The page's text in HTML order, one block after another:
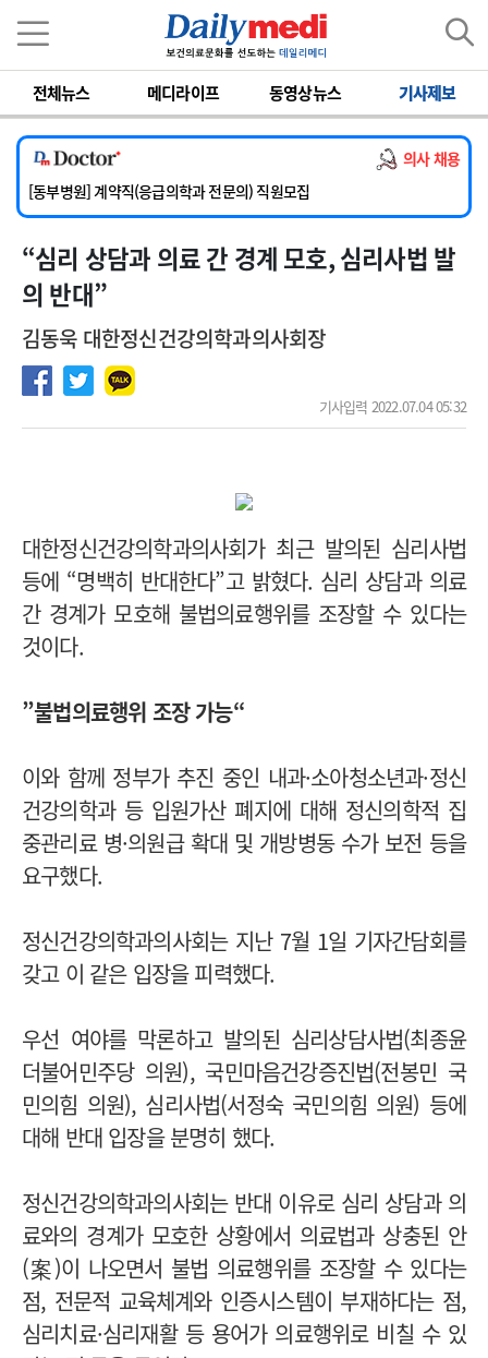
전체뉴스 메디라이프 동영상뉴스 기사제보
의사 채용
[서울아산병원] 2026년 하반기 인턴 모집
[영남대학교의료원] 마취통증의학과 임기제 임상의사 채용
[충남대학교병원] 소아청소년과(소아응급전담) 계약직 의사 공개채용
[동부병원] 계약직(응급의학과 전문의) 직원모집
[이대목동병원] 하반기 전공의(레지던트1년차) 모집
[서울아산병원] 2026년 하반기 인턴 모집
[영남대학교의료원] 마취통증의학과 임기제 임상의사 채용
“심리 상담과 의료 간 경계 모호, 심리사법 발
의 반대”
김동욱 대한정신건강의학과의사회장
기사입력 2022.07.04 05:32
대한정신건강의학과의사회가 최근 발의된 심리사법
등에 “명백히 반대한다”고 밝혔다. 심리 상담과 의료
간 경계가 모호해 불법의료행위를 조장할 수 있다는
것이다.
”불법의료행위 조장 가능“
이와 함께 정부가 추진 중인 내과·소아청소년과·정신
건강의학과 등 입원가산 폐지에 대해 정신의학적 집
중관리료 병·의원급 확대 및 개방병동 수가 보전 등을
요구했다.
정신건강의학과의사회는 지난 7월 1일 기자간담회를
갖고 이 같은 입장을 피력했다.
우선 여야를 막론하고 발의된 심리상담사법(최종윤
더불어민주당 의원), 국민마음건강증진법(전봉민 국
민의힘 의원), 심리사법(서정숙 국민의힘 의원) 등에
대해 반대 입장을 분명히 했다.
정신건강의학과의사회는 반대 이유로 심리 상담과 의
료와의 경계가 모호한 상황에서 의료법과 상충된 안
(案)이 나오면서 불법 의료행위를 조장할 수 있다는
점, 전문적 교육체계와 인증시스템이 부재하다는 점,
심리치료·심리재활 등 용어가 의료행위로 비칠 수 있